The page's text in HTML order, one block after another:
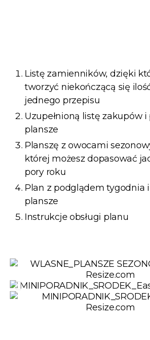
Listę zamienników, dzięki
tworzyć niekończącą się
jednego przepisu
Uzupełnioną listę zakupów i
plansze
Planszę z owocami
której możesz dopasować
pory roku
Plan z podglądem tygodnia
plansze
Instrukcje obsługi planu